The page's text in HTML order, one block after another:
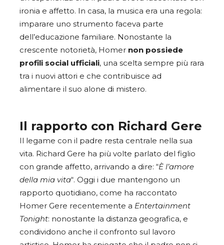
ironia e affetto. In casa, la musica era una regola:
imparare uno strumento faceva parte
dell’educazione familiare. Nonostante la
crescente notorietà, Homer non possiede
profili social ufficiali, una scelta sempre più rara
tra i nuovi attori e che contribuisce ad
alimentare il suo alone di mistero.
Il rapporto con Richard Gere
Il legame con il padre resta centrale nella sua
vita. Richard Gere ha più volte parlato del figlio
con grande affetto, arrivando a dire: “È l’amore
della mia vita“. Oggi i due mantengono un
rapporto quotidiano, come ha raccontato
Homer Gere recentemente a Entertainment
Tonight: nonostante la distanza geografica, e
condividono anche il confronto sul lavoro